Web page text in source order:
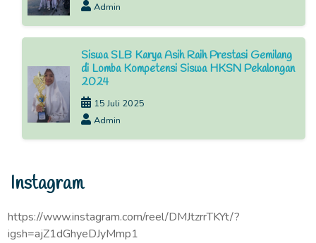
Admin
Siswa SLB Karya Asih Raih Prestasi Gemilang
di Lomba Kompetensi Siswa HKSN Pekalongan
2024
15 Juli 2025
Admin
Instagram
https://www.instagram.com/reel/DMJtzrrTKYt/?
igsh=ajZ1dGhyeDJyMmp1